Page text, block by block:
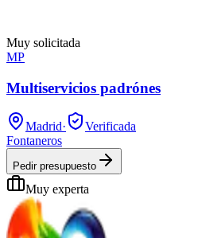
Muy solicitada
MP
Multiservicios padrónes
Madrid·
Verificada
Fontaneros
Pedir presupuesto
Muy experta